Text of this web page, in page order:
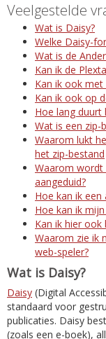
Veelgestelde
Wat is Daisy?
Welke Daisy-
Wat is de
Kan ik de
Kan ik ook
Kan ik ook op
Hoe lang duurt
Wat is een zip-
Waarom lukt
het zip-bestand
Waarom wordt
aangeduid?
Hoe kan ik een
Hoe kan ik
Kan ik hier
Waarom zie ik
web-speler?
Wat is Daisy?
Daisy (Digital
standaard voor
publicaties. Daisy
(zoals een e-boek),